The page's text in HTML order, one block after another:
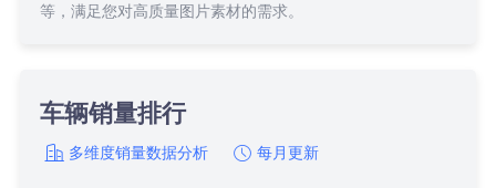
等，满足您对高质量图片素材的需求。
车辆销量排行
多维度销量数据分析 每月更新